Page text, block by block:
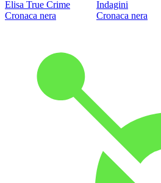
Elisa True Crime
Cronaca nera
Indagini
Cronaca nera